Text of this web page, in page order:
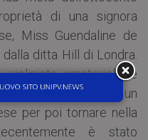
di una signora
Miss Guendaline de
ditta Hill di Londra.
amatoriale e
mani di Mr. Lewin, un
per poi tornare nella
è stato